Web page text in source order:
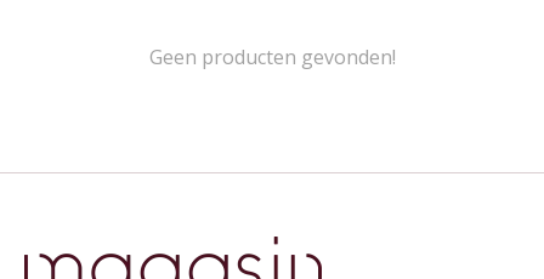
Geen producten gevonden!